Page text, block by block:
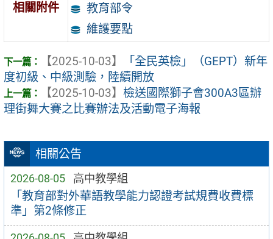
相關公告
2026-08-05 高中教學組
「教育部對外華語教學能力認證考試規費收費標
準」第2條修正
相關附件
教育部令
維護要點
【2025-10-03】
「全民英檢」（GEPT）新年
度初級、中級測驗，陸續開放
【2025-10-03】 檢送國際獅子會300A3區辦
理街舞大賽之比賽辦法及活動電子海報